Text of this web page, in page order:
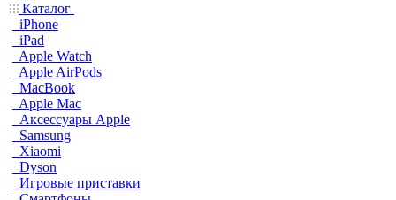
Каталог
iPhone
iPad
Apple Watch
Apple AirPods
MacBook
Apple Mac
Аксессуары Apple
Samsung
Xiaomi
Dyson
Игровые приставки